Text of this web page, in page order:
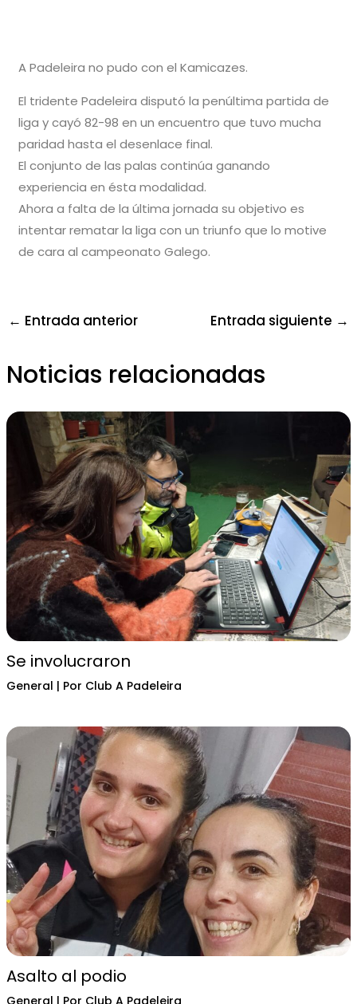
A Padeleira no pudo con el Kamicazes.
El tridente Padeleira disputó la penúltima partida de
liga y cayó 82-98 en un encuentro que tuvo mucha
paridad hasta el desenlace final.
El conjunto de las palas continúa ganando
experiencia en ésta modalidad.
Ahora a falta de la última jornada su objetivo es
intentar rematar la liga con un triunfo que lo motive
de cara al campeonato Galego.
← Entrada anterior Entrada siguiente →
Noticias relacionadas
Se involucraron
General | Por Club A Padeleira
Asalto al podio